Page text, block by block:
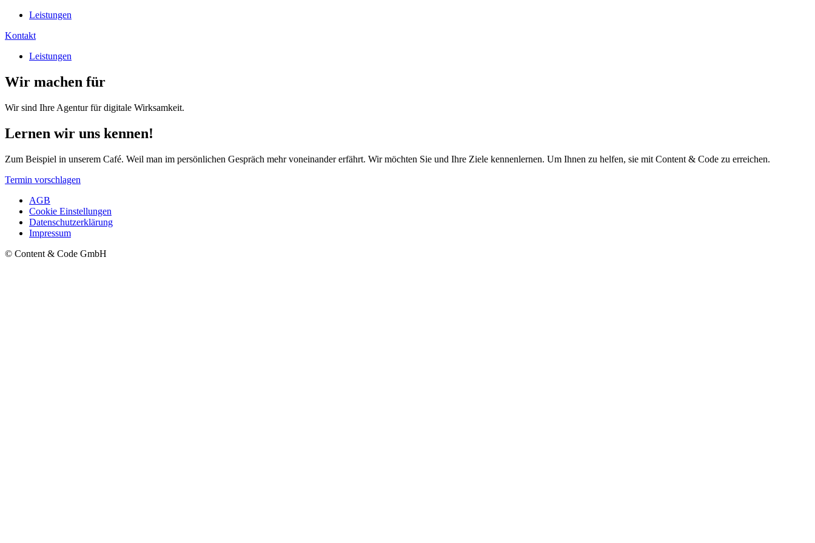
Leistungen
Kontakt
Leistungen
Wir machen für
Wir sind Ihre Agentur für digitale Wirksamkeit.
Lernen wir uns kennen!
Zum Beispiel in unserem Café. Weil man im persönlichen Gespräch mehr voneinander erfährt. Wir möchten Sie und Ihre Ziele kennenlernen. Um Ihnen zu helfen, sie mit Content & Code zu erreichen.
Termin vorschlagen
AGB
Cookie Einstellungen
Datenschutzerklärung
Impressum
© Content & Code GmbH